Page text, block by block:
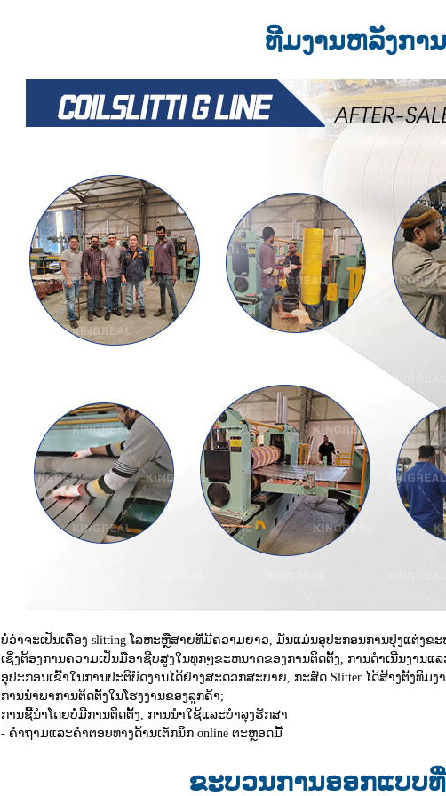
ທີມງານຫລັງກາ
ບໍ່ວ່າຈະເປັນເຄື່ອງ slitting ໂລຫະຫຼືສາຍທີ່ມີຄວາມຍາວ, ມັນແມ່ນອຸປະກອນການປຸງແຕ່ງ
ເຊິ່ງຕ້ອງການຄວາມເປັນມືອາຊີບສູງໃນທຸກໆຂະຫນາດຂອງການຕິດຕັ້ງ, ການດໍາເນີນງານ
ອຸປະກອນເຂົ້າໃນການປະຕິບັດງານໄດ້ຢ່າງສະດວກສະບາຍ, ກະສັດ Slitter ໄດ້ສ້າງຕັ້ງທີມ
ການນໍາພາການຕິດຕັ້ງໃນໂຮງງານຂອງລູກຄ້າ;
ການຊີ້ນໍາໂດຍບໍ່ມີການຕິດຕັ້ງ, ການນໍາໃຊ້ແລະບໍາລຸງຮັກສາ
- ຄໍາຖາມແລະຄໍາຕອບທາງດ້ານເຕັກນິກ online ຕະຫຼອດມື້
ຂະບວນການອອກແບບ